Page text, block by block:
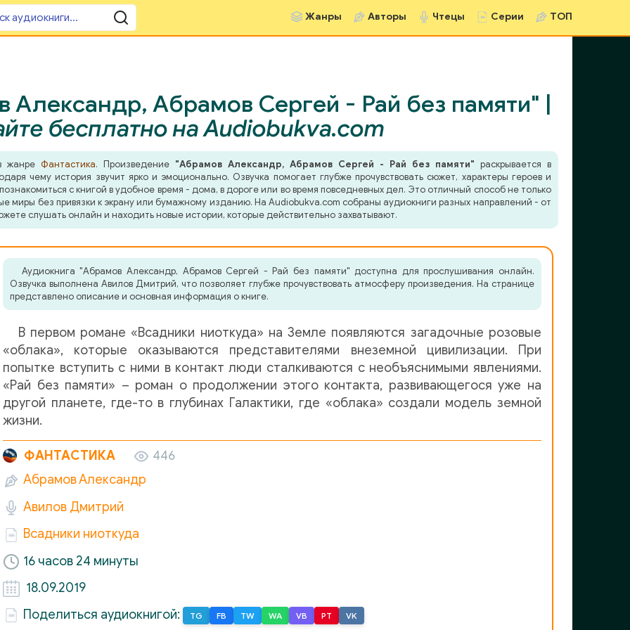
Жанры Авторы Чтецы Серии ТОП
Александр, Абрамов Сергей - Рай без памяти" |
бесплатно на Audiobukva.com
жанре Фантастика. Произведение "Абрамов Александр, Абрамов Сергей - Рай без памяти" раскрывается в
чему история звучит ярко и эмоционально. Озвучка помогает глубже прочувствовать сюжет, характеры героев и
с книгой в удобное время - дома, в дороге или во время повседневных дел. Это отличный способ не только
миры без привязки к экрану или бумажному изданию. На Audiobukva.com собраны аудиокниги разных направлений - от
слушать онлайн и находить новые истории, которые действительно захватывают.
Аудиокнига "Абрамов Александр, Абрамов Сергей - Рай без памяти" доступна для прослушивания онлайн.
Озвучка выполнена Авилов Дмитрий, что позволяет глубже прочувствовать атмосферу произведения. На странице
представлено описание и основная информация о книге.
В первом романе «Всадники ниоткуда» на Земле появляются загадочные розовые
«облака», которые оказываются представителями внеземной цивилизации. При
попытке вступить с ними в контакт люди сталкиваются с необъяснимыми явлениями.
«Рай без памяти» – роман о продолжении этого контакта, развивающегося уже на
другой планете, где-то в глубинах Галактики, где «облака» создали модель земной
жизни.
ФАНТАСТИКА
446
Абрамов Александр
Авилов Дмитрий
Всадники ниоткуда
16 часов 24 минуты
18.09.2019
Поделиться аудиокнигой:
TG FB TW WA VB PT VK